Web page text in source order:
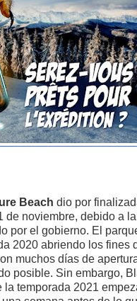
Beach dio por
de noviembre, debido a
por el gobierno. El
2020 abriendo los fines
muchos días de
posible. Sin embargo,
temporada 2021